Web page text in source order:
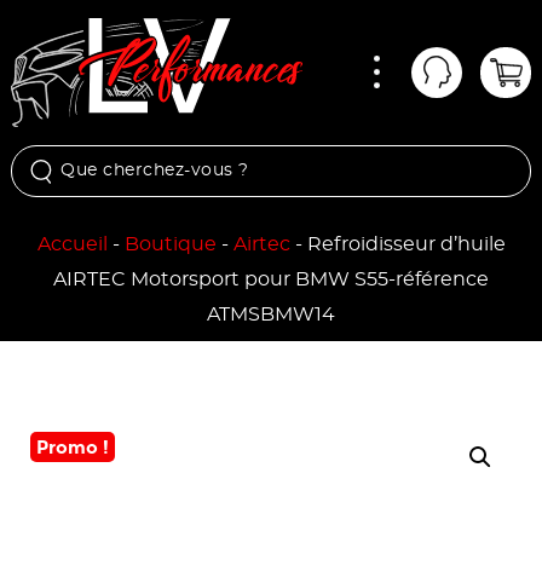
Mon
Accueil - Boutique - Airtec- Refroidisseur d’huile
AIRTEC Motorsport pour BMW S55-référence
ATMSBMW14
Promo !